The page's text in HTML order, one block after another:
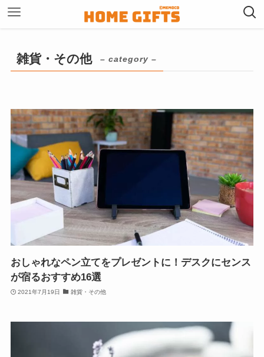
雑貨・その他 – category –
おしゃれなペン立てをプレゼントに！デスクにセンス
が宿るおすすめ16選
2021年7月19日 雑貨・その他